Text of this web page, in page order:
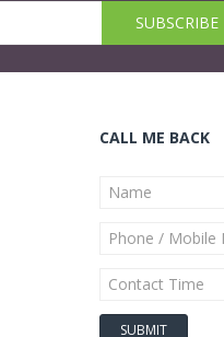
CALL ME BACK